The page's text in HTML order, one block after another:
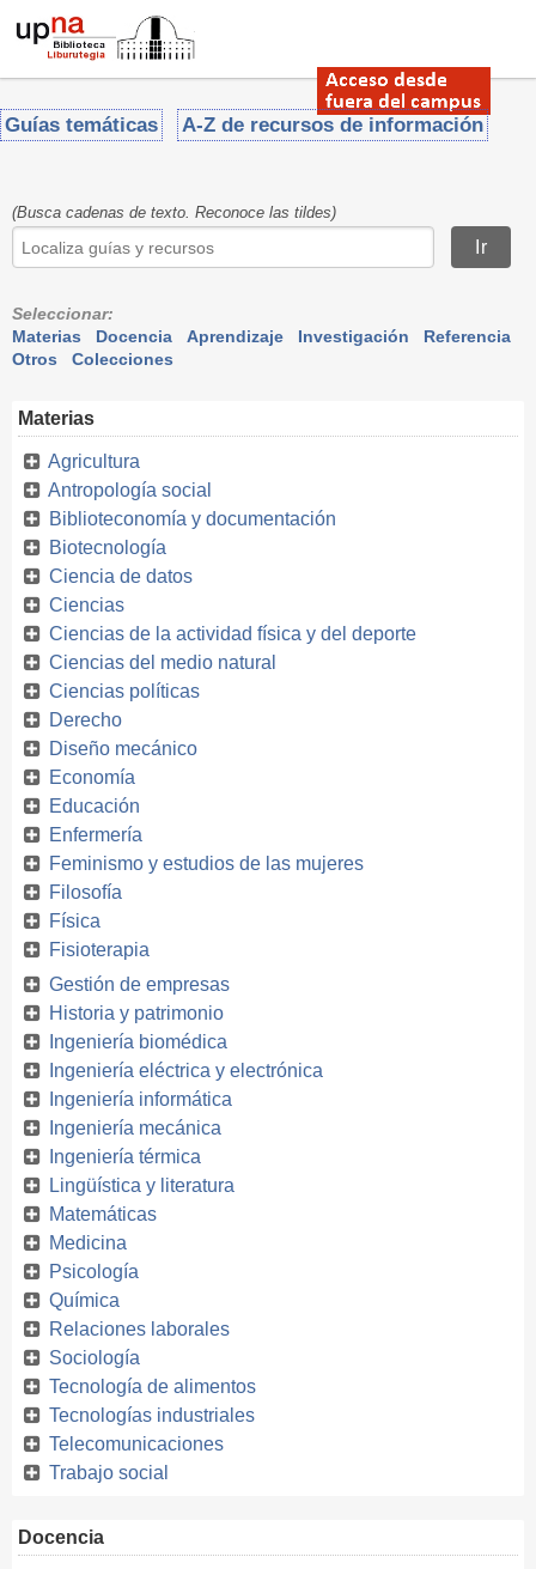
Guías temáticas A-Z de recursos de información
(Busca cadenas de texto. Reconoce las tildes)
Seleccionar:
Materias
Docencia Aprendizaje Investigación
Referencia
Otros
Colecciones
Materias
Agricultura
Antropología social
Biblioteconomía y documentación
Biotecnología
Ciencia de datos
Ciencias
Ciencias de la actividad física y del deporte
Ciencias del medio natural
Ciencias políticas
Derecho
Diseño mecánico
Economía
Educación
Enfermería
Feminismo y estudios de las mujeres
Filosofía
Física
Fisioterapia
Gestión de empresas
Historia y patrimonio
Ingeniería biomédica
Ingeniería eléctrica y electrónica
Ingeniería informática
Ingeniería mecánica
Ingeniería térmica
Lingüística y literatura
Matemáticas
Medicina
Psicología
Química
Relaciones laborales
Sociología
Tecnología de alimentos
Tecnologías industriales
Telecomunicaciones
Trabajo social
Docencia